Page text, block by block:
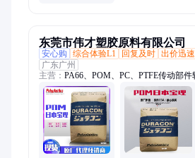
东莞市伟才塑胶原料有限公司
安心购
综合体验L1 回复及时 出价迅速
广东广州
主营： PA66、POM、PC、PTFE传动部件
PPS、LCP、PA9T、ABS、PC/ABS、PC/